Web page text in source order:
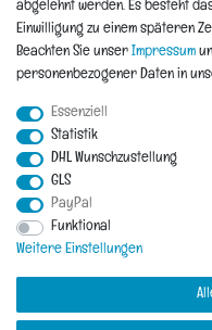
Impressum
abgelehnt werden. Es besteht
Einwilligung zu einem späteren
Beachten Sie unser Impressum
personenbezogener Daten in
Essenziell
Statistik
DHL Wunschzustellung
GLS
PayPal
Funktional
Weitere Einstellungen